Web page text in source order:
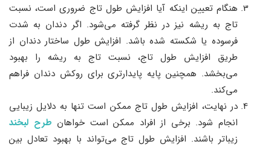
هنگام تعیین اینکه آیا افزایش طول تاج ضروری است، نسبت
تاج به ریشه نیز در نظر گرفته می‌شود. اگر دندان به شدت
فرسوده یا شکسته شده باشد. افزایش طول ساختار دندان از
طریق افزایش طول تاج، نسبت تاج به ریشه را بهبود
می‌بخشد. همچنین پایه پایدارتری برای روکش دندان فراهم
می‌کند.
در نهایت، افزایش طول تاج ممکن است تنها به دلایل زیبایی
انجام شود. برخی از افراد ممکن است خواهان طرح لبخند
زیباتر باشند. افزایش طول تاج می‌تواند با بهبود تعادل بین